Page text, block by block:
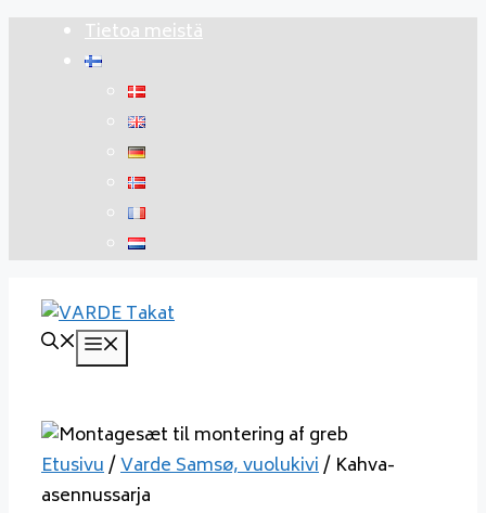
sisältöön
Tietoa meistä
Etusivu/Varde Samsø, vuolukivi/ Kahva-
asennussarja